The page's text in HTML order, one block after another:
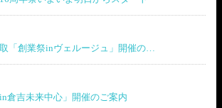
「創業祭inヴェルージュ」開催の…
in倉吉未来中心」開催のご案内